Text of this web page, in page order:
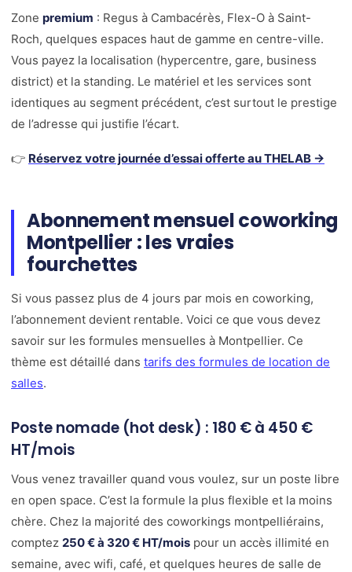
Zone premium : Regus à Cambacérès, Flex-O à Saint-
Roch, quelques espaces haut de gamme en centre-ville.
Vous payez la localisation (hypercentre, gare, business
district) et la standing. Le matériel et les services sont
identiques au segment précédent, c’est surtout le prestige
de l’adresse qui justifie l’écart.
👉 Réservez votre journée d’essai offerte au THELAB →
Abonnement mensuel coworking
Montpellier : les vraies
fourchettes
Si vous passez plus de 4 jours par mois en coworking,
l’abonnement devient rentable. Voici ce que vous devez
savoir sur les formules mensuelles à Montpellier. Ce
thème est détaillé dans tarifs des formules de location de
salles.
Poste nomade (hot desk) : 180 € à 450 €
HT/mois
Vous venez travailler quand vous voulez, sur un poste libre
en open space. C’est la formule la plus flexible et la moins
chère. Chez la majorité des coworkings montpelliérains,
comptez 250 € à 320 € HT/mois pour un accès illimité en
semaine, avec wifi, café, et quelques heures de salle de